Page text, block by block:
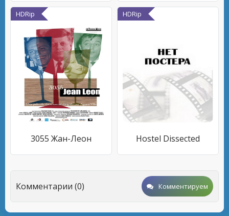
HDRip
3055 Жан-Леон
HDRip
Hostel Dissected
Комментарии (0) Комментируем